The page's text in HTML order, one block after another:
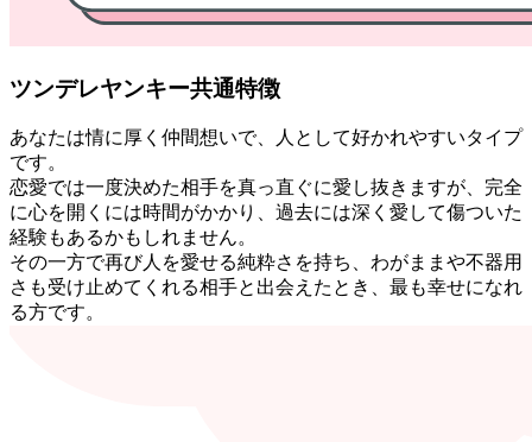
ツンデレヤンキー共通特徴
あなたは情に厚く仲間想いで、人として好かれやすいタイプ
です。
恋愛では一度決めた相手を真っ直ぐに愛し抜きますが、完全
に心を開くには時間がかかり、過去には深く愛して傷ついた
経験もあるかもしれません。
その一方で再び人を愛せる純粋さを持ち、わがままや不器用
さも受け止めてくれる相手と出会えたとき、最も幸せになれ
る方です。